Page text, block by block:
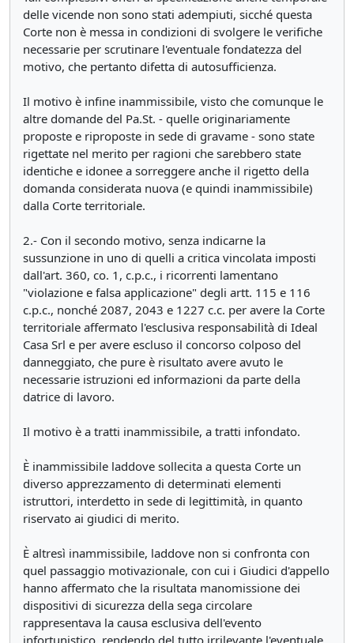
delle vicende non sono stati adempiuti, sicché questa
Corte non è messa in condizioni di svolgere le verifiche
necessarie per scrutinare l'eventuale fondatezza del
motivo, che pertanto difetta di autosufficienza.
Il motivo è infine inammissibile, visto che comunque le
altre domande del Pa.St. - quelle originariamente
proposte e riproposte in sede di gravame - sono state
rigettate nel merito per ragioni che sarebbero state
identiche e idonee a sorreggere anche il rigetto della
domanda considerata nuova (e quindi inammissibile)
dalla Corte territoriale.
2.- Con il secondo motivo, senza indicarne la
sussunzione in uno di quelli a critica vincolata imposti
dall'art. 360, co. 1, c.p.c., i ricorrenti lamentano
"violazione e falsa applicazione" degli artt. 115 e 116
c.p.c., nonché 2087, 2043 e 1227 c.c. per avere la Corte
territoriale affermato l'esclusiva responsabilità di Ideal
Casa Srl e per avere escluso il concorso colposo del
danneggiato, che pure è risultato avere avuto le
necessarie istruzioni ed informazioni da parte della
datrice di lavoro.
Il motivo è a tratti inammissibile, a tratti infondato.
È inammissibile laddove sollecita a questa Corte un
diverso apprezzamento di determinati elementi
istruttori, interdetto in sede di legittimità, in quanto
riservato ai giudici di merito.
È altresì inammissibile, laddove non si confronta con
quel passaggio motivazionale, con cui i Giudici d'appello
hanno affermato che la risultata manomissione dei
dispositivi di sicurezza della sega circolare
rappresentava la causa esclusiva dell'evento
infortunistico, rendendo del tutto irrilevante l'eventuale